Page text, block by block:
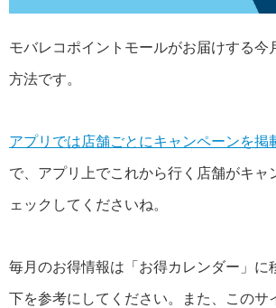
モバレコポイントモールがお届けする今
方法です。
アプリでは店舗ごとにキャンペーンを掲
で、アプリ上でこれから行く店舗がキャ
ェックしてくださいね。
毎月のお得情報は「お得カレンダー」に
下を参考にしてください。また、このサ